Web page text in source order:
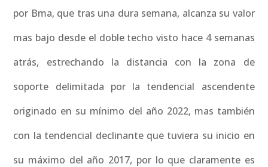
por Bma, que tras una dura semana, alcanza su valor
mas bajo desde el doble techo visto hace 4 semanas
atrás, estrechando la distancia con la zona de
soporte delimitada por la tendencial ascendente
originado en su mínimo del año 2022, mas también
con la tendencial declinante que tuviera su inicio en
su máximo del año 2017, por lo que claramente es